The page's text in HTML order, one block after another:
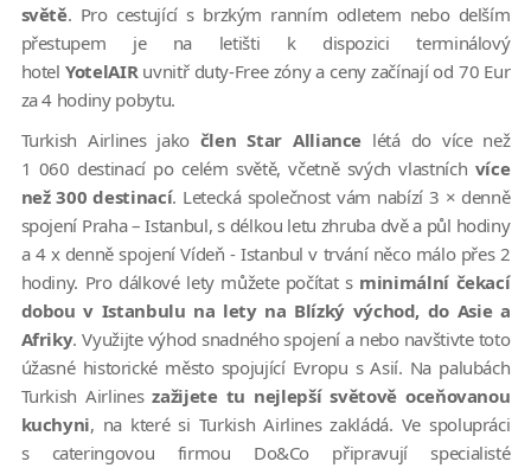
světě. Pro cestující s brzkým ranním odletem nebo delším
přestupem je na letišti k dispozici terminálový
hotelYotelAIRuvnitř duty-Free zóny a ceny začínají od 70 Eur
za 4 hodiny pobytu.
Turkish Airlines jako člen Star Alliance létá do více než
1 060 destinací po celém světě, včetně svých vlastních více
než 300 destinací. Letecká společnost vám nabízí 3 × denně
spojení Praha – Istanbul, s délkou letu zhruba dvě a půl hodiny
a 4 x denně spojení Vídeň - Istanbul v trvání něco málo přes 2
hodiny. Pro dálkové lety můžete počítat s minimální čekací
dobou v Istanbulu na lety na Blízký východ, do Asie a
Afriky. Využijte výhod snadného spojení a nebo navštivte toto
úžasné historické město spojující Evropu s Asií. Na palubách
Turkish Airlineszažijete tu nejlepší světově oceňovanou
kuchyni, na které si Turkish Airlines zakládá. Ve spolupráci
s cateringovou firmou Do&Co připravují specialisté